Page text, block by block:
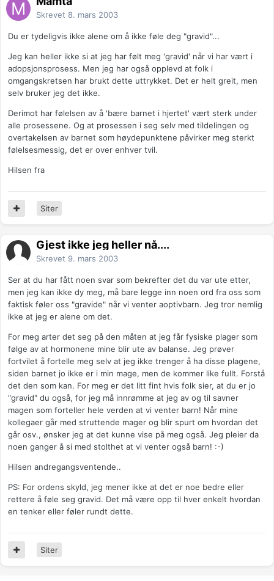
Skrevet 8. mars 2003
Du er tydeligvis ikke alene om å ikke føle deg "gravid"...
Jeg kan heller ikke si at jeg har følt meg 'gravid' når vi har vært i
adopsjonsprosess. Men jeg har også opplevd at folk i
omgangskretsen har brukt dette uttrykket. Det er helt greit, men
selv bruker jeg det ikke.
Derimot har følelsen av å 'bære barnet i hjertet' vært sterk under
alle prosessene. Og at prosessen i seg selv med tildelingen og
overtakelsen av barnet som høydepunktene påvirker meg sterkt
følelsesmessig, det er over enhver tvil.
Hilsen fra
Siter
Gjest ikke jeg heller nå....
Skrevet 9. mars 2003
Ser at du har fått noen svar som bekrefter det du var ute etter,
men jeg kan ikke dy meg, må bare legge inn noen ord fra oss som
faktisk føler oss "gravide" når vi venter aoptivbarn. Jeg tror nemlig
ikke at jeg er alene om det.
For meg arter det seg på den måten at jeg får fysiske plager som
følge av at hormonene mine blir ute av balanse. Jeg prøver
fortvilet å fortelle meg selv at jeg ikke trenger å ha disse plagene,
siden barnet jo ikke er i min mage, men de kommer like fullt. Forstå
det den som kan. For meg er det litt fint hvis folk sier, at du er jo
"gravid" du også, for jeg må innrømme at jeg av og til savner
magen som forteller hele verden at vi venter barn! Når mine
kollegaer går med struttende mager og blir spurt om hvordan det
går osv., ønsker jeg at det kunne vise på meg også. Jeg pleier da
noen ganger å si med stolthet at vi venter også barn! :-)
Hilsen andregangsventende..
PS: For ordens skyld, jeg mener ikke at det er noe bedre eller
rettere å føle seg gravid. Det må være opp til hver enkelt hvordan
en tenker eller føler rundt dette.
Siter